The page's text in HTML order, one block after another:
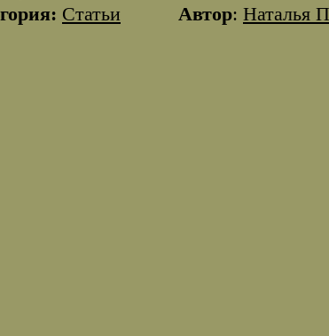
Статьи Автор: Наталья